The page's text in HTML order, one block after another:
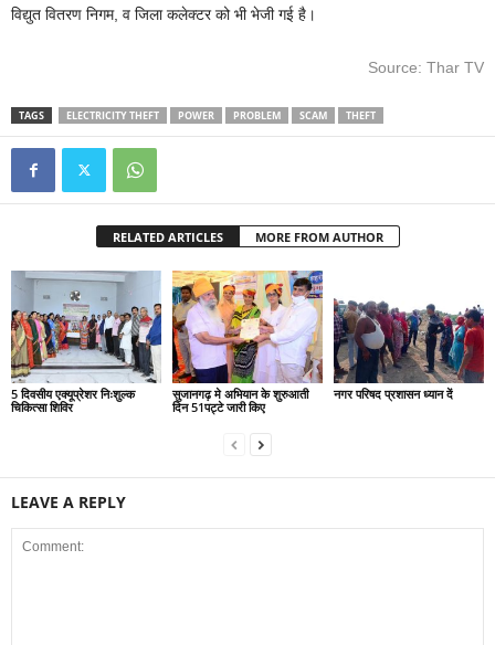
विद्युत वितरण निगम, व जिला कलेक्टर को भी भेजी गई है।
Source: Thar TV
TAGS ELECTRICITY THEFT POWER PROBLEM SCAM THEFT
RELATED ARTICLES MORE FROM AUTHOR
5 दिवसीय एक्यूप्रेशर निःशुल्क
चिकित्सा शिविर
सुजानगढ़ मे अभियान के शुरुआती
दिन 51पट्टे जारी किए
नगर परिषद प्रशासन ध्यान दें
LEAVE A REPLY